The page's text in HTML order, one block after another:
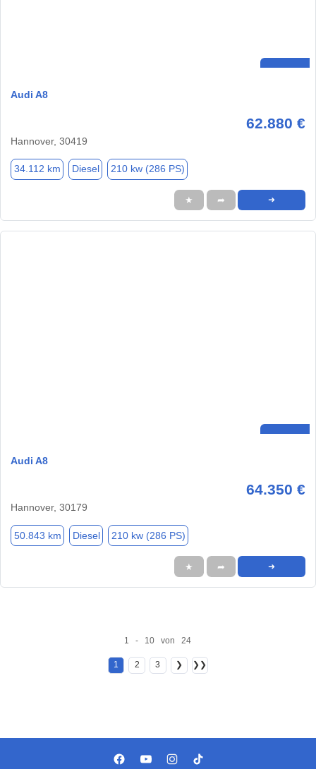
Audi A8
62.880 €
Hannover, 30419
34.112 km Diesel 210 kw (286 PS)
★ ➦ ➜
Audi A8
64.350 €
Hannover, 30179
50.843 km Diesel 210 kw (286 PS)
★ ➦ ➜
1 - 10 von 24
1 2 3 ❯ ❯❯